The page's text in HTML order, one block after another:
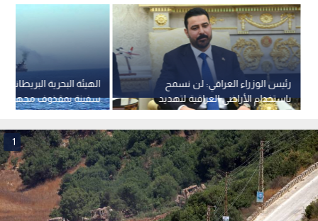
الهيئة البحرية
سفينة بمقذوف مجهول
"خصب" العمانية
رئيس الوزراء العراقي: لن نسمح
باستخدام الأراضي العراقية لتهديد
أمن دول الجوار
1